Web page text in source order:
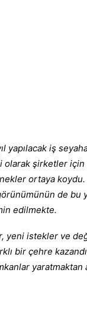
yapılacak iş
olarak şirketler
ortaya koydu.
de bu
edilmekte.
yeni istekler ve
bir çehre
yaratmaktan